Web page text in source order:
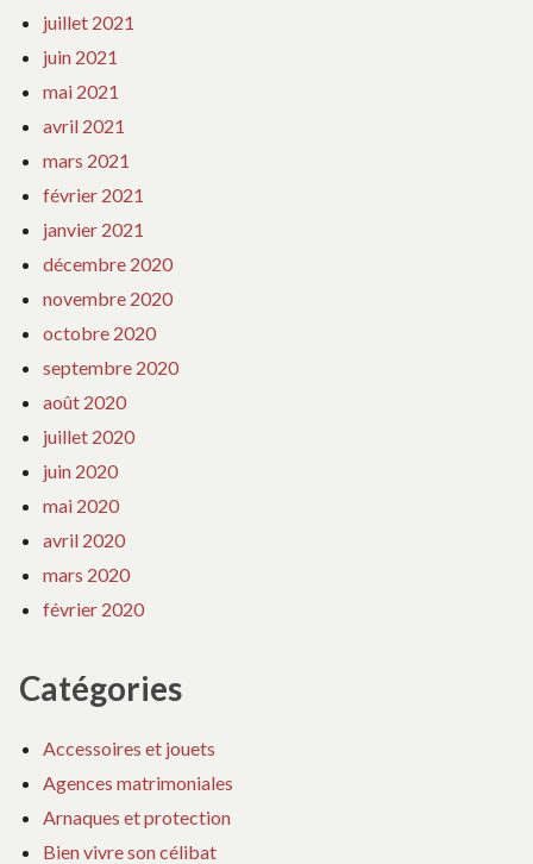
juillet 2021
juin 2021
mai 2021
avril 2021
mars 2021
février 2021
janvier 2021
décembre 2020
novembre 2020
octobre 2020
septembre 2020
août 2020
juillet 2020
juin 2020
mai 2020
avril 2020
mars 2020
février 2020
Catégories
Accessoires et jouets
Agences matrimoniales
Arnaques et protection
Bien vivre son célibat